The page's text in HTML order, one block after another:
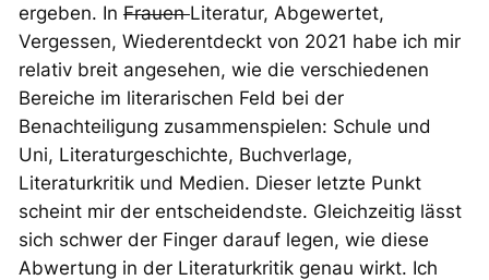
ergeben. In FrauenLiteratur, Abgewertet,
Vergessen, Wiederentdeckt von 2021 habe ich mir
relativ breit angesehen, wie die verschiedenen
Bereiche im literarischen Feld bei der
Benachteiligung zusammenspielen: Schule und
Uni, Literaturgeschichte, Buchverlage,
Literaturkritik und Medien. Dieser letzte Punkt
scheint mir der entscheidendste. Gleichzeitig lässt
sich schwer der Finger darauf legen, wie diese
Abwertung in der Literaturkritik genau wirkt. Ich